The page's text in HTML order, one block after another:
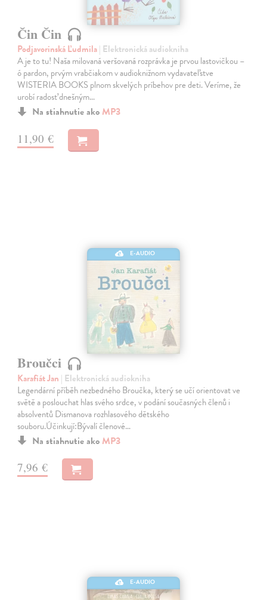
Čin Čin
Podjavorinská Ľudmila| Elektronická audiokniha
A je to tu! Naša milovaná veršovaná rozprávka je prvou lastovičkou –
ó pardon, prvým vrabčiakom v audioknižnom vydavateľstve
WISTERIA BOOKS plnom skvelých príbehov pre deti. Veríme, že
urobí radosť dnešným…
Na stiahnutie ako MP3
11,90 €
E-AUDIO
Broučci
Karafiát Jan | Elektronická audiokniha
Legendární příběh nezbedného Broučka, který se učí orientovat ve
světě a poslouchat hlas svého srdce, v podání současných členů i
absolventů Dismanova rozhlasového dětského
souboru.Účinkují:Bývalí členové…
Na stiahnutie ako MP3
7,96 €
E-AUDIO